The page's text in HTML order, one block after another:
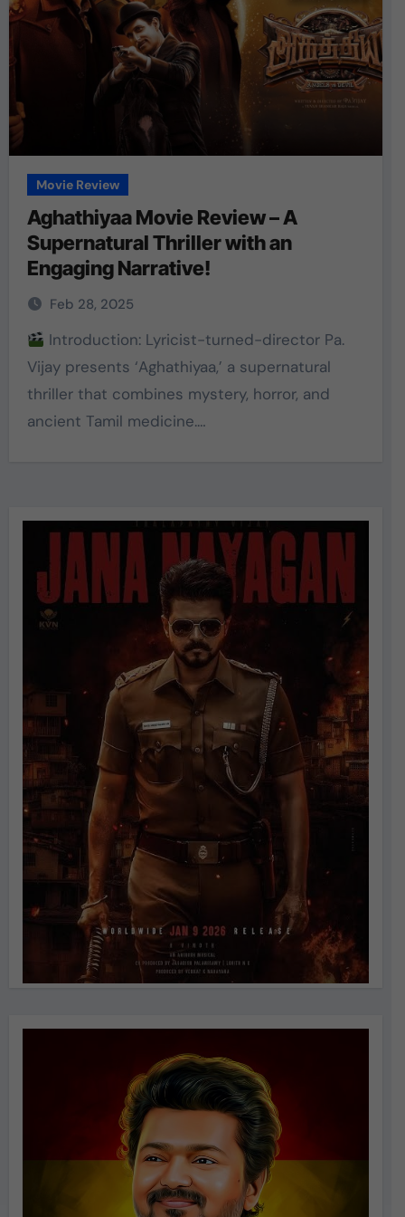
Movie Review
Aghathiyaa Movie Review – A
Supernatural Thriller with an
Engaging Narrative!
Feb 28, 2025
Introduction: Lyricist-turned-director Pa.
Vijay presents ‘Aghathiyaa,’ a supernatural
thriller that combines mystery, horror, and
ancient Tamil medicine.…